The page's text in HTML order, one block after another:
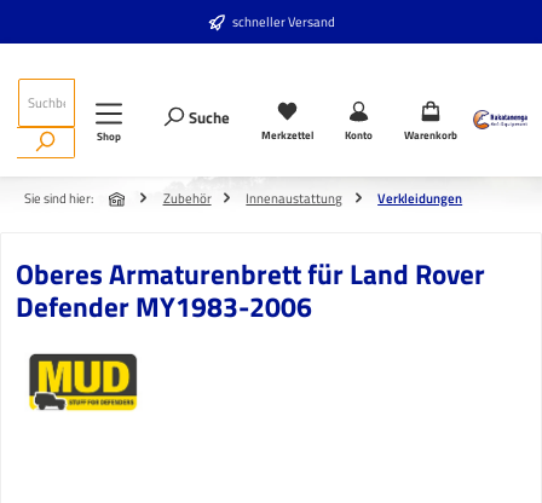
schneller Versand
Shop
Suche
Merkzettel Konto Warenkorb
Sie sind hier: Zubehör Innenaustattung Verkleidungen
Oberes Armaturenbrett für Land Rover
Defender MY1983-2006